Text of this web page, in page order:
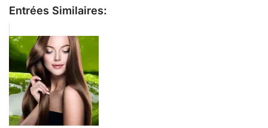
Entrées Similaires: